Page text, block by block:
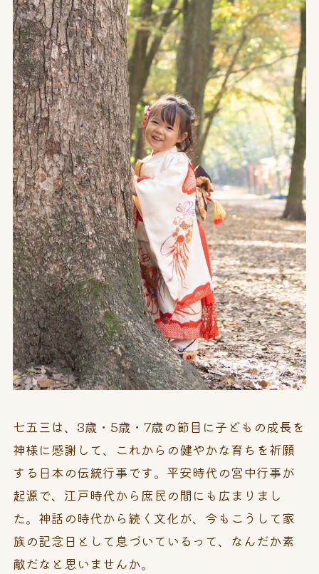
七五三は、3歳・5歳・7歳の節目に子どもの成長を
神様に感謝して、これからの健やかな育ちを祈願
する日本の伝統行事です。平安時代の宮中行事が
起源で、江戸時代から庶民の間にも広まりまし
た。神話の時代から続く文化が、今もこうして家
族の記念日として息づいているって、なんだか素
敵だなと思いませんか。